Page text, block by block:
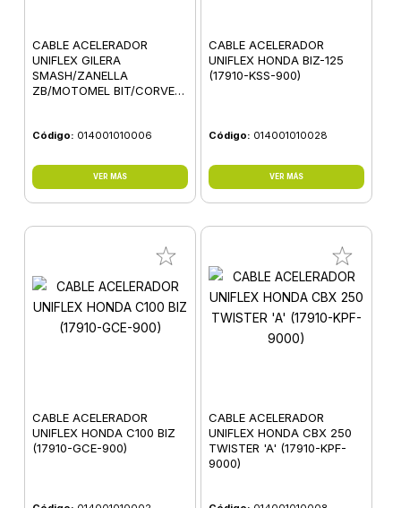
CABLE ACELERADOR
UNIFLEX GILERA
SMASH/ZANELLA
ZB/MOTOMEL BIT/CORVEN
Código: 014001010006
VER MÁS
CABLE ACELERADOR
UNIFLEX HONDA BIZ-125
(17910-KSS-900)
Código: 014001010028
VER MÁS
CABLE ACELERADOR
UNIFLEX HONDA C100 BIZ
(17910-GCE-900)
CABLE ACELERADOR
UNIFLEX HONDA CBX 250
TWISTER 'A' (17910-KPF-
9000)